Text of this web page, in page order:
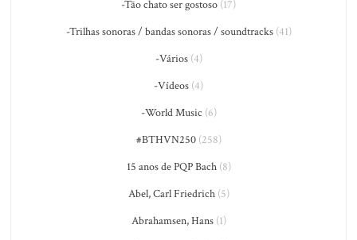
-Tão chato ser gostoso (17)
-Trilhas sonoras / bandas sonoras / soundtracks(41)
-Vários(4)
-Vídeos (4)
-World Music (6)
#BTHVN250(258)
15 anos de PQP Bach(8)
Abel, Carl Friedrich(5)
Abrahamsen, Hans(1)